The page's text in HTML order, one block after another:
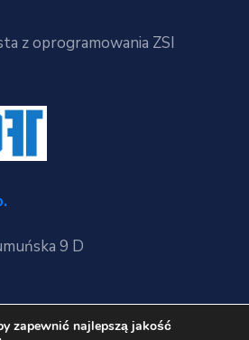
z oprogramowania ZSI
9 D
zapewnić najlepszą jakość